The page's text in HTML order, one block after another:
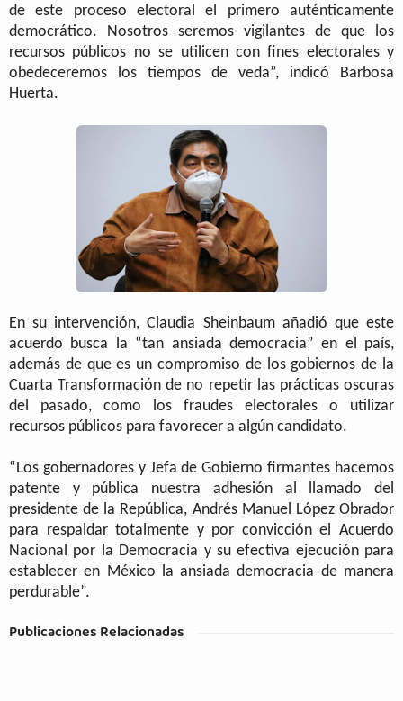
de este proceso electoral el primero auténticamente
democrático. Nosotros seremos vigilantes de que los
recursos públicos no se utilicen con fines electorales y
obedeceremos los tiempos de veda”, indicó Barbosa
Huerta.
En su intervención, Claudia Sheinbaum añadió que este
acuerdo busca la “tan ansiada democracia” en el país,
además de que es un compromiso de los gobiernos de la
Cuarta Transformación de no repetir las prácticas oscuras
del pasado, como los fraudes electorales o utilizar
recursos públicos para favorecer a algún candidato.
“Los gobernadores y Jefa de Gobierno firmantes hacemos
patente y pública nuestra adhesión al llamado del
presidente de la República, Andrés Manuel López Obrador
para respaldar totalmente y por convicción el Acuerdo
Nacional por la Democracia y su efectiva ejecución para
establecer en México la ansiada democracia de manera
perdurable”.
Publicaciones Relacionadas